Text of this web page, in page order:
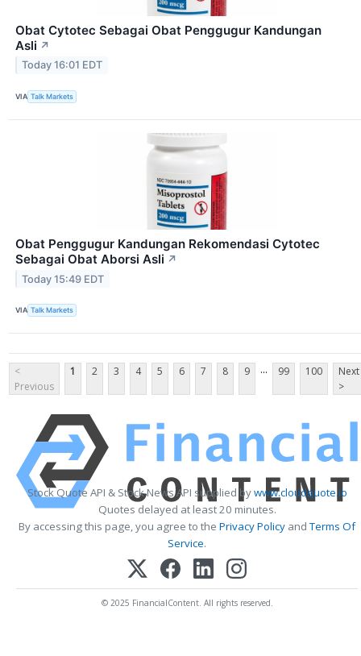
Obat Cytotec Sebagai Obat Penggugur Kandungan
Asli ↗
Today 16:01 EDT
VIA Talk Markets
Obat Penggugur Kandungan Rekomendasi Cytotec
Sebagai Obat Aborsi Asli ↗
Today 15:49 EDT
VIA Talk Markets
<
Previous
1 2 3 4 5 6 7 8 9 ... 99 100
Next
>
Stock Quote API & Stock News API supplied bywww.cloudquote.io
Quotes delayed at least 20 minutes.
By accessing this page, you agree to the Privacy Policy andTerms Of
Service.
© 2025 FinancialContent. All rights reserved.